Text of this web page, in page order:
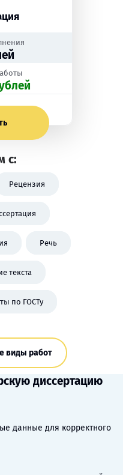
с:
Рецензия
Речь
текста
по ГОСТу
виды работ
диссертацию
данные для корректного